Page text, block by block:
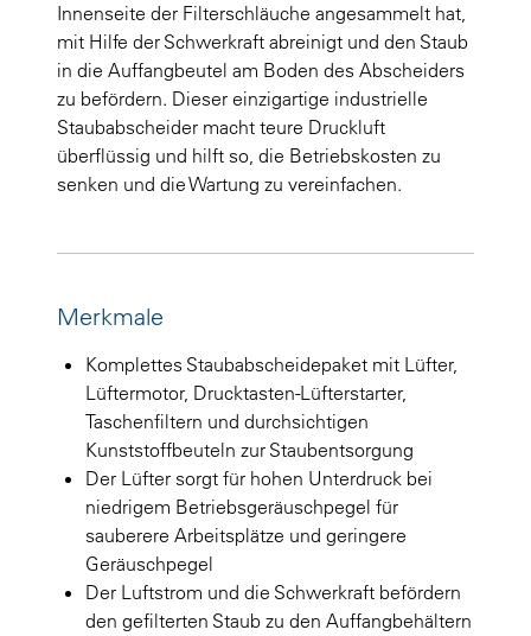
Innenseite der Filterschläuche angesammelt hat,
mit Hilfe der Schwerkraft abreinigt und den Staub
in die Auffangbeutel am Boden des Abscheiders
zu befördern. Dieser einzigartige industrielle
Staubabscheider macht teure Druckluft
überflüssig und hilft so, die Betriebskosten zu
senken und die Wartung zu vereinfachen.
Merkmale
Komplettes Staubabscheidepaket mit Lüfter,
Lüftermotor, Drucktasten-Lüfterstarter,
Taschenfiltern und durchsichtigen
Kunststoffbeuteln zur Staubentsorgung
Der Lüfter sorgt für hohen Unterdruck bei
niedrigem Betriebsgeräuschpegel für
sauberere Arbeitsplätze und geringere
Geräuschpegel
Der Luftstrom und die Schwerkraft befördern
den gefilterten Staub zu den Auffangbehältern